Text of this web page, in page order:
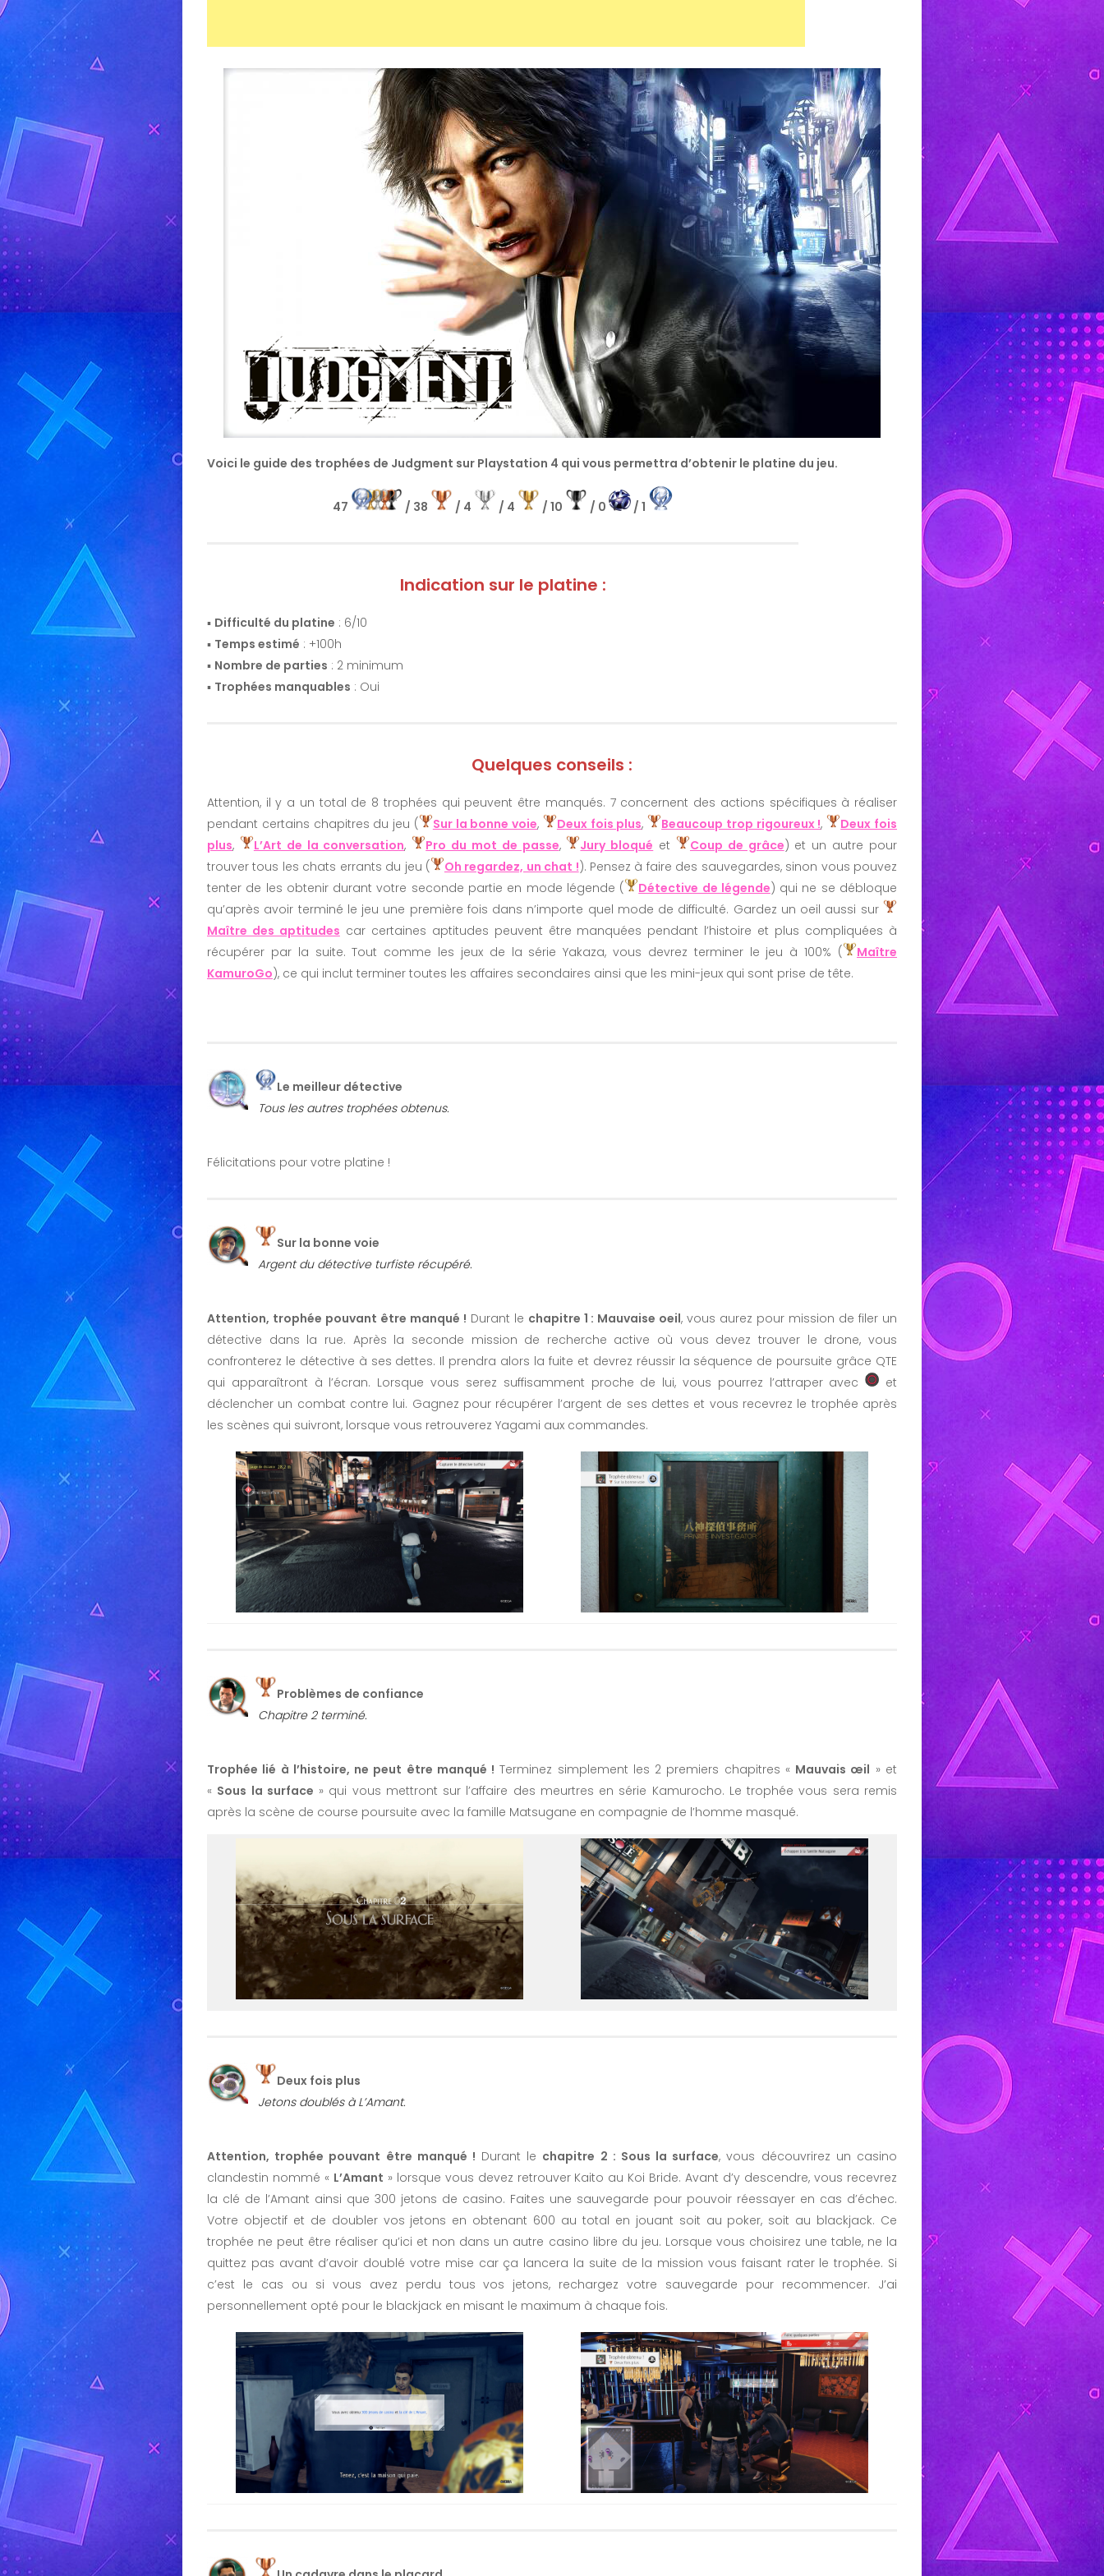
Voici le guide des trophées de Judgment sur Playstation 4 qui vous permettra d’obtenir le platine du jeu.
47 / 38 / 4 / 4 / 10 / 0 / 1
Indication sur le platine :
▪️ Difficulté du platine : 6/10
▪️ Temps estimé : +100h
▪️ Nombre de parties : 2 minimum
▪️ Trophées manquables : Oui
Quelques conseils :
Attention, il y a un total de 8 trophées qui peuvent être manqués. 7 concernent des actions spécifiques à réaliser
pendant certains chapitres du jeu (
Sur la bonne voie, Deux fois plus, Beaucoup trop rigoureux !,
Deux fois
plus, L’Art de la conversation, Pro du mot de passe, Jury bloqué et Coup de grâce) et un autre pour
trouver tous les chats errants du jeu (
Oh regardez, un chat !). Pensez à faire des sauvegardes, sinon vous pouvez
tenter de les obtenir durant votre seconde partie en mode légende (
Détective de légende) qui ne se débloque
qu’après avoir terminé le jeu une première fois dans n’importe quel mode de difficulté. Gardez un oeil aussi sur
Maître des aptitudes car certaines aptitudes peuvent être manquées pendant l’histoire et plus compliquées à
récupérer par la suite. Tout comme les jeux de la série Yakaza, vous devrez terminer le jeu à 100% (
Maître
KamuroGo), ce qui inclut terminer toutes les affaires secondaires ainsi que les mini-jeux qui sont prise de tête.
Le meilleur détective
Tous les autres trophées obtenus.
Félicitations pour votre platine !
Sur la bonne voie
Argent du détective turfiste récupéré.
Attention, trophée pouvant être manqué ! Durant le chapitre 1 : Mauvaise oeil, vous aurez pour mission de filer un
détective dans la rue. Après la seconde mission de recherche active où vous devez trouver le drone, vous
confronterez le détective à ses dettes. Il prendra alors la fuite et devrez réussir la séquence de poursuite grâce QTE
qui apparaîtront à l’écran. Lorsque vous serez suffisamment proche de lui, vous pourrez l’attraper avec
et
déclencher un combat contre lui. Gagnez pour récupérer l’argent de ses dettes et vous recevrez le trophée après
les scènes qui suivront, lorsque vous retrouverez Yagami aux commandes.
Problèmes de confiance
Chapitre 2 terminé.
Trophée lié à l’histoire, ne peut être manqué ! Terminez simplement les 2 premiers chapitres « Mauvais œil » et
« Sous la surface » qui vous mettront sur l’affaire des meurtres en série Kamurocho. Le trophée vous sera remis
après la scène de course poursuite avec la famille Matsugane en compagnie de l’homme masqué.
Deux fois plus
Jetons doublés à L’Amant.
Attention, trophée pouvant être manqué ! Durant le chapitre 2 : Sous la surface, vous découvrirez un casino
clandestin nommé « L’Amant » lorsque vous devez retrouver Kaito au Koi Bride. Avant d’y descendre, vous recevrez
la clé de l’Amant ainsi que 300 jetons de casino. Faites une sauvegarde pour pouvoir réessayer en cas d’échec.
Votre objectif et de doubler vos jetons en obtenant 600 au total en jouant soit au poker, soit au blackjack. Ce
trophée ne peut être réaliser qu’ici et non dans un autre casino libre du jeu. Lorsque vous choisirez une table, ne la
quittez pas avant d’avoir doublé votre mise car ça lancera la suite de la mission vous faisant rater le trophée. Si
c’est le cas ou si vous avez perdu tous vos jetons, rechargez votre sauvegarde pour recommencer. J’ai
personnellement opté pour le blackjack en misant le maximum à chaque fois.